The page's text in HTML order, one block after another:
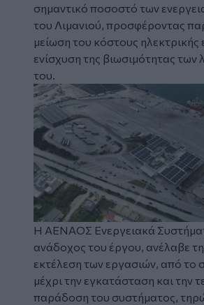
σημαντικό ποσοστό των
του Λιμανιού, προσφέροντας
μείωση του κόστους ηλεκτρικής
ενίσχυση της βιωσιμότητας των
του.
Image
Η ΑΕΝΑΟΣ Ενεργειακά
ανάδοχος του έργου, ανέλαβε
εκτέλεση των εργασιών, από το
μέχρι την εγκατάσταση και την
παράδοση του συστήματος,